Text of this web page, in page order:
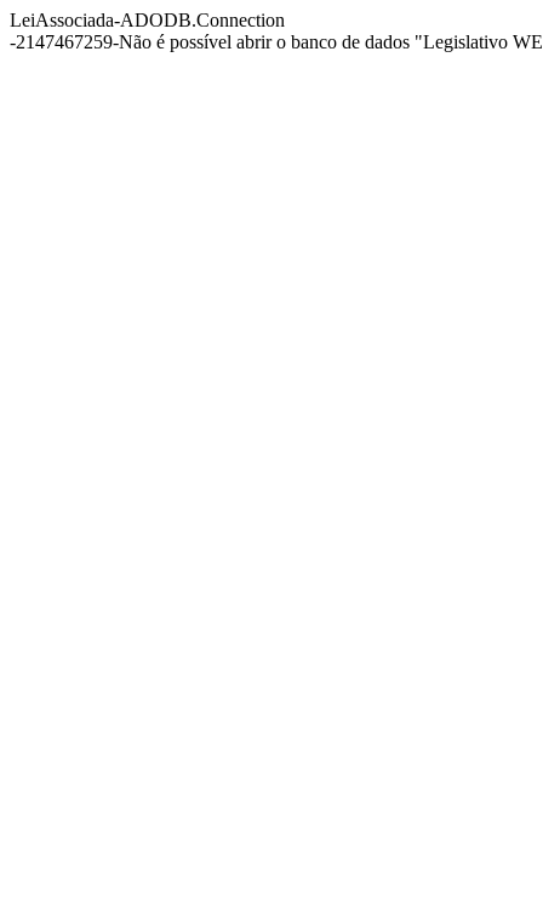
LeiAssociada-ADODB.Connection
-2147467259-Não é possível abrir o banco de dados "Legislativo